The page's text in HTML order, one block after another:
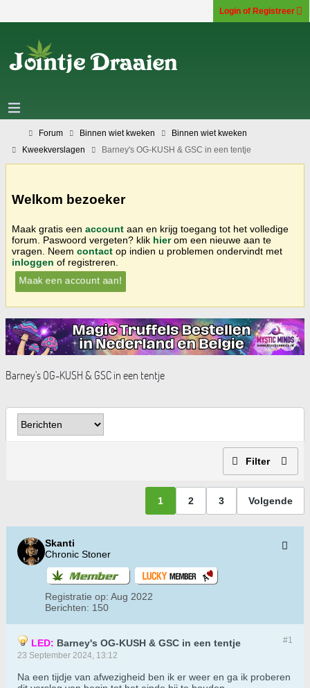
Login of Registreer
Forum Binnen wiet kweken
Binnen wiet kweken
Kweekverslagen
Barney's OG-KUSH & GSC in een tentje
Welkom bezoeker
Maak gratis een account aan en krijg toegang tot het volledige
forum. Paswoord vergeten? klik hierom een nieuwe aan te
vragen. Neem contact op indien u problemen ondervindt met
inloggen of registreren.
Maak een account aan!
Barney's OG-KUSH & GSC in een tentje
Filter
1 2 3 Volgende
Skanti
Chronic Stoner
Registratie op: Aug 2022
Berichten: 150
#1
LED: Barney's OG-KUSH & GSC in een tentje
23 September 2024, 13:12
Na een tijdje van afwezigheid ben ik er weer en ga ik proberen